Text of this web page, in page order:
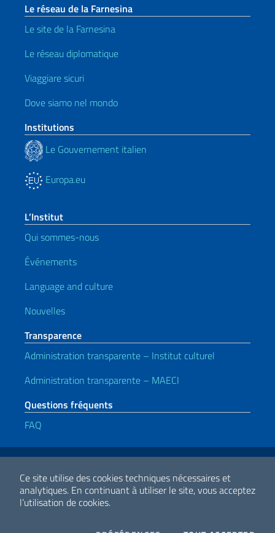
Ce site utilise des cookies techniques nécessaires et
analytiques. En continuant à utiliser le site, vous acceptez
l’utilisation de cookies.
Le réseau de la Farnesina
Le site de la Farnesina
Le réseau diplomatique
Viaggiare sicuri
Dove siamo nel mondo
Institutions
Le Gouvernement italien
Europa.eu
L’Institut
Qui sommes-nous
Événements
Language and culture
Nouvelles
Transparence
Administration transparente – Institut culturel
Administration transparente – MAECI
Questions fréquents
FAQ
Liens utiles